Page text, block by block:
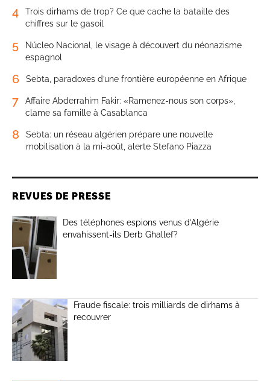
4
Trois dirhams de trop? Ce que cache la bataille des
chiffres sur le gasoil
5
Núcleo Nacional, le visage à découvert du néonazisme
espagnol
6 Sebta, paradoxes d’une frontière européenne en Afrique
7
Affaire Abderrahim Fakir: «Ramenez-nous son corps»,
clame sa famille à Casablanca
8
Sebta: un réseau algérien prépare une nouvelle
mobilisation à la mi-août, alerte Stefano Piazza
REVUES DE PRESSE
Des téléphones espions venus d’Algérie
envahissent-ils Derb Ghallef?
Fraude fiscale: trois milliards de dirhams à
recouvrer